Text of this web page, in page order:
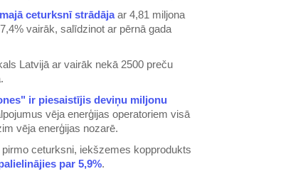
ceturksnī strādājaar 4,81 miljona
vairāk, salīdzinot ar pērnā gada
Latvijā ar vairāk nekā 2500 preču
ir piesaistījis deviņu miljonu
vēja enerģijas operatoriem visā
vēja enerģijas nozarē.
ceturksni, iekšzemes kopprodukts
par 5,9%.